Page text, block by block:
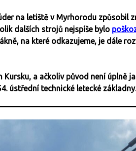
na letiště v Myrhorodu způsobil
dalších strojů nejspíše bylo
na které odkazujeme, je dále
Kursku, a ačkoliv původ není úplně
ústřední technické letecké